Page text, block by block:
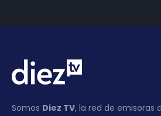
Somos Diez TV, la red de emisoras